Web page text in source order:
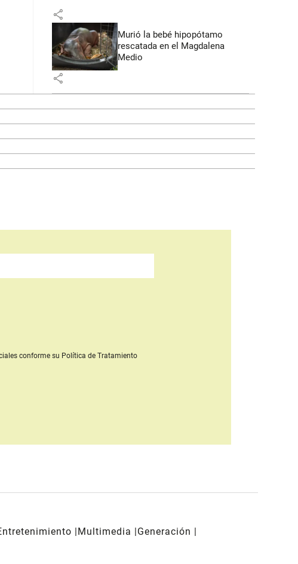
share
Murió la bebé hipopótamo
rescatada en el Magdalena
Medio
share
conforme su Política de Tratamiento
Multimedia
Generación